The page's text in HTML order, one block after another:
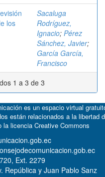
los
Sacaluga
Rodríguez,
Ignacio; Pérez
Sánchez, Javier;
García García,
Francisco
1 a 3 de 3
es un espacio virtual
están relacionados a la libertad
la licencia Creative Commons
Ext. 2279
República y Juan Pablo Sanz